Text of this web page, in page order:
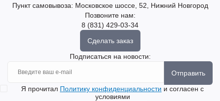
Пункт самовывоза: Московское шоссе, 52, Нижний Новгород
Позвоните нам:
8 (831) 429-03-34
Сделать заказ
Подписаться на новости:
Отправить
Я прочитал Политику конфиденциальности и согласен с
условиями